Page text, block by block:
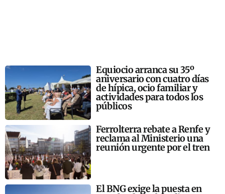
Equiocio arranca su 35º
aniversario con cuatro días
de hípica, ocio familiar y
actividades para todos los
públicos
Ferrolterra rebate a Renfe y
reclama al Ministerio una
reunión urgente por el tren
El BNG exige la puesta en